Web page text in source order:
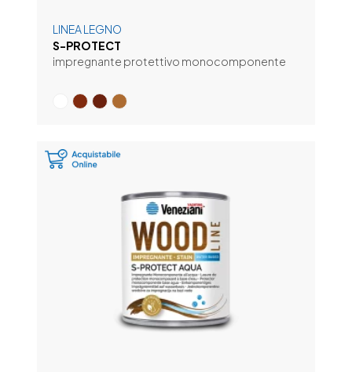
LINEA LEGNO
S-PROTECT
impregnante protettivo monocomponente